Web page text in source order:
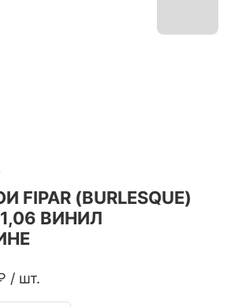
FIPAR (BURLESQUE)
ВИНИЛ
/ шт.